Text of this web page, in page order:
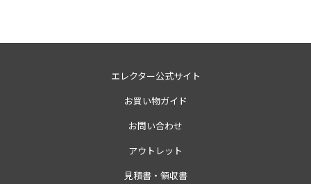
エレクター公式サイト
お買い物ガイド
お問い合わせ
アウトレット
見積書・領収書